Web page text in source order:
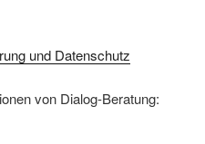
und Datenschutz
von Dialog-Beratung: